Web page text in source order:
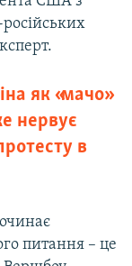
як «мачо»
нервує
в
питання – це